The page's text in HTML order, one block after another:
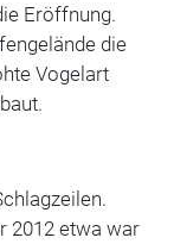
Eröffnung.
die
Vogelart
2012 etwa war